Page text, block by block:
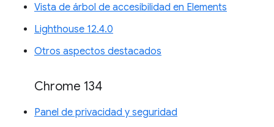
Vista de árbol de accesibilidad en Elements
Lighthouse 12.4.0
Otros aspectos destacados
Chrome 134
Panel de privacidad y seguridad